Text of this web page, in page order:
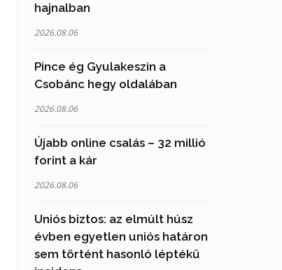
hajnalban
2026.08.06
Pince ég Gyulakeszin a
Csobánc hegy oldalában
2026.08.06
Újabb online csalás – 32 millió
forint a kár
2026.08.06
Uniós biztos: az elmúlt húsz
évben egyetlen uniós határon
sem történt hasonló léptékű